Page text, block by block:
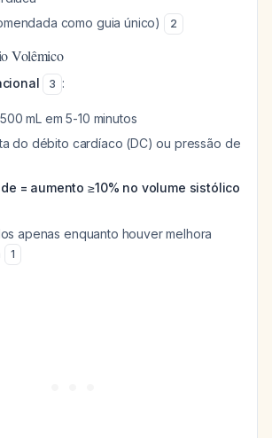
como guia único)
2
Volêmico
3 :
mL em 5-10 minutos
do débito cardíaco (DC) ou pressão de
= aumento ≥10% no volume sistólico
apenas enquanto houver melhora
1